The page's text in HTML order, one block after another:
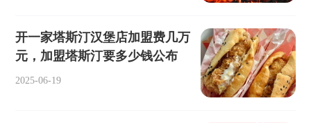
开一家塔斯汀汉堡店加盟费几万
元，加盟塔斯汀要多少钱公布
2025-06-19